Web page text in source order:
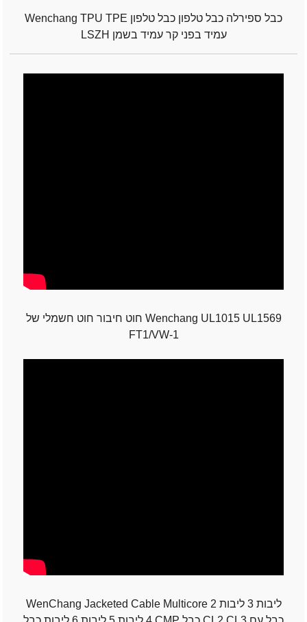
Wenchang TPU TPE כבל ספירלה כבל טלפון כבל טלפון
LSZH עמיד בפני קר עמיד בשמן
חוט חיבור חוט חשמלי של Wenchang UL1015 UL1569
FT1/VW-1
WenChang Jacketed Cable Multicore 2 ליבות 3 ליבות